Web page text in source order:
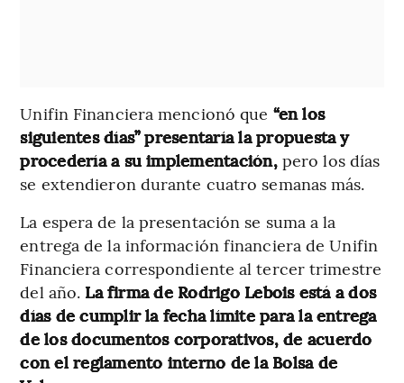
Unifin Financiera mencionó que “en los
siguientes días” presentaría la propuesta y
procedería a su implementación,pero los días
se extendieron durante cuatro semanas más.
La espera de la presentación se suma a la
entrega de la información financiera de Unifin
Financiera correspondiente al tercer trimestre
del año. La firma de Rodrigo Lebois está a dos
días de cumplir la fecha límite para la entrega
de los documentos corporativos, de acuerdo
con el reglamento interno de la Bolsa de